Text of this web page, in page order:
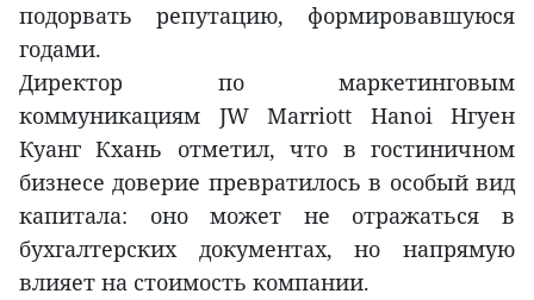
подорвать репутацию, формировавшуюся
годами.
Директор по маркетинговым
коммуникациям JW Marriott Hanoi Нгуен
Куанг Кхань отметил, что в гостиничном
бизнесе доверие превратилось в особый вид
капитала: оно может не отражаться в
бухгалтерских документах, но напрямую
влияет на стоимость компании.